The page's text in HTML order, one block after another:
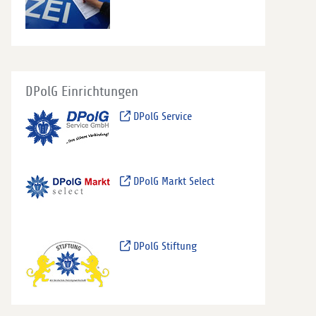
DPolG Einrichtungen
DPolG Service
DPolG Markt Select
DPolG Stiftung